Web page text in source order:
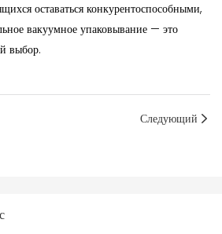
оставаться конкурентоспособными,
вакуумное упаковывание — это
выбор.
Следующий